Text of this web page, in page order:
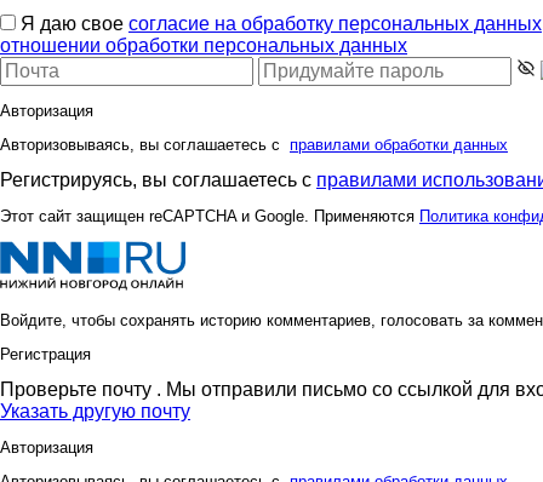
Я даю свое согласие на обработку персональных данных
отношении обработки персональных данных
Авторизация
Авторизовываясь, вы соглашаетесь с правилами обработки данных
Регистрируясь, вы соглашаетесь с правилами
Этот сайт защищен reCAPTCHA и Google. Применяются Политика
Войдите, чтобы сохранять историю комментариев, голосовать за
Регистрация
Проверьте почту . Мы отправили письмо со ссылкой для
Указать другую почту
Авторизация